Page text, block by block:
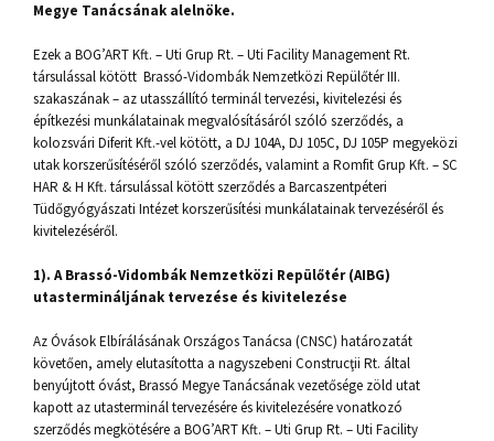
Megye Tanácsának alelnöke.
Ezek a BOG’ART Kft. – Uti Grup Rt. – Uti Facility Management Rt.
társulással kötött Brassó-Vidombák Nemzetközi Repülőtér III.
szakaszának – az utasszállító terminál tervezési, kivitelezési és
építkezési munkálatainak megvalósításáról szóló szerződés, a
kolozsvári Diferit Kft.-vel kötött, a DJ 104A, DJ 105C, DJ 105P megyeközi
utak korszerűsítéséről szóló szerződés, valamint a Romfit Grup Kft. – SC
HAR & H Kft. társulással kötött szerződés a Barcaszentpéteri
Tüdőgyógyászati Intézet korszerűsítési munkálatainak tervezéséről és
kivitelezéséről.
1). A Brassó-Vidombák Nemzetközi Repülőtér (AIBG)
utastermináljának tervezése és kivitelezése
Az Óvások Elbírálásának Országos Tanácsa (CNSC) határozatát
követően, amely elutasította a nagyszebeni Construcţii Rt. által
benyújtott óvást, Brassó Megye Tanácsának vezetősége zöld utat
kapott az utasterminál tervezésére és kivitelezésére vonatkozó
szerződés megkötésére a BOG’ART Kft. – Uti Grup Rt. – Uti Facility